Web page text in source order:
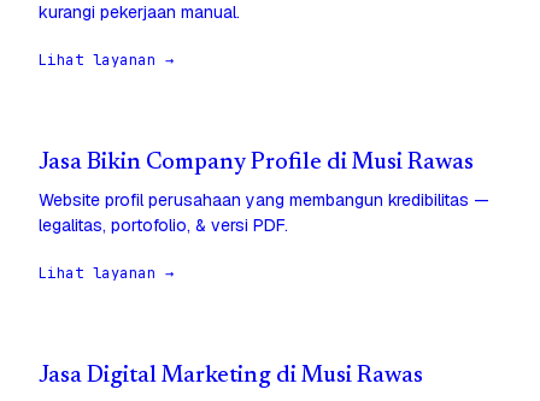
kurangi pekerjaan manual.
Lihat layanan →
Jasa Bikin Company Profile di Musi Rawas
Website profil perusahaan yang membangun kredibilitas —
legalitas, portofolio, & versi PDF.
Lihat layanan →
Jasa Digital Marketing di Musi Rawas